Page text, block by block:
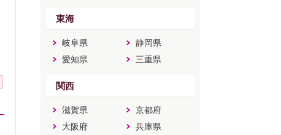
東海
岐阜県
静岡県
愛知県
三重県
関西
滋賀県
京都府
大阪府
兵庫県